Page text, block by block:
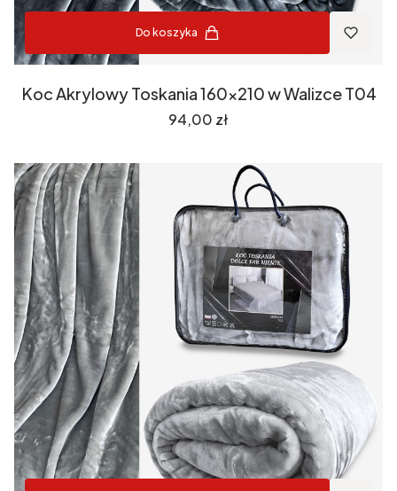
Do koszyka
Koc Akrylowy Toskania 160x210 w Walizce T04
Cena
94,00 zł